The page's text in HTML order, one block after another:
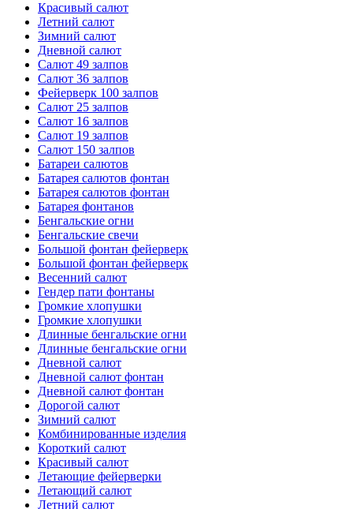
Красивый салют
Летний салют
Зимний салют
Дневной салют
Салют 49 залпов
Салют 36 залпов
Фейерверк 100 залпов
Салют 25 залпов
Салют 16 залпов
Салют 19 залпов
Салют 150 залпов
Батареи салютов
Батарея салютов фонтан
Батарея салютов фонтан
Батарея фонтанов
Бенгальские огни
Бенгальские свечи
Большой фонтан фейерверк
Большой фонтан фейерверк
Весенний салют
Гендер пати фонтаны
Громкие хлопушки
Громкие хлопушки
Длинные бенгальские огни
Длинные бенгальские огни
Дневной салют
Дневной салют фонтан
Дневной салют фонтан
Дорогой салют
Зимний салют
Комбинированные изделия
Короткий салют
Красивый салют
Летающие фейерверки
Летающий салют
Летний салют